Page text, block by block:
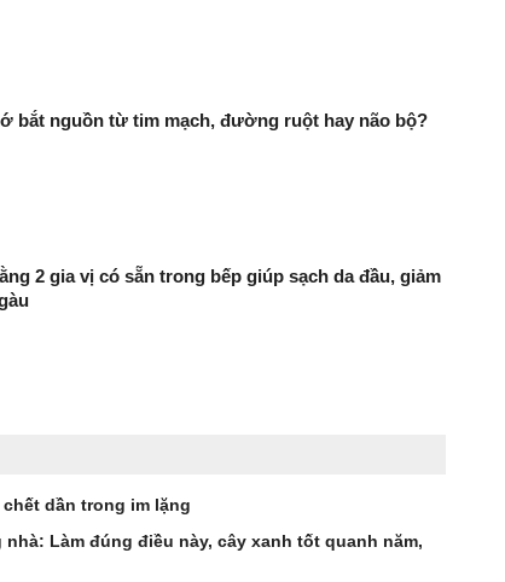
bắt nguồn từ tim mạch, đường ruột hay não bộ?
2 gia vị có sẵn trong bếp giúp sạch da đầu, giảm
dần trong im lặng
Làm đúng điều này, cây xanh tốt quanh năm,